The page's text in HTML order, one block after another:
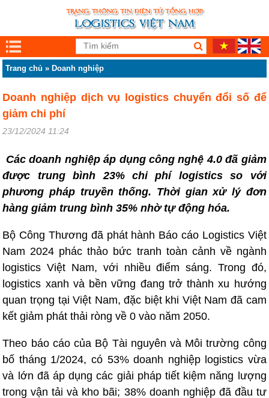
Trang chủ » Doanh nghiệp
Doanh nghiệp dịch vụ logistics chuyển đổi số để
giảm chi phí
23/12/2024 11:24
Các doanh nghiệp áp dụng công nghệ 4.0 đã giảm
được trung bình 23% chi phí logistics so với
phương pháp truyền thống. Thời gian xử lý đơn
hàng giảm trung bình 35% nhờ tự động hóa.
Bộ Công Thương đã phát hành Báo cáo Logistics Việt
Nam 2024 phác thảo bức tranh toàn cảnh về ngành
logistics Việt Nam, với nhiều điểm sáng. Trong đó,
logistics xanh và bền vững đang trở thành xu hướng
quan trọng tại Việt Nam, đặc biệt khi Việt Nam đã cam
kết giảm phát thải ròng về 0 vào năm 2050.
Theo báo cáo của Bộ Tài nguyên và Môi trường công
bố tháng 1/2024, có 53% doanh nghiệp logistics vừa
và lớn đã áp dụng các giải pháp tiết kiệm năng lượng
trong vận tải và kho bãi; 38% doanh nghiệp đã đầu tư